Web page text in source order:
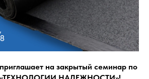
на закрытый семинар по